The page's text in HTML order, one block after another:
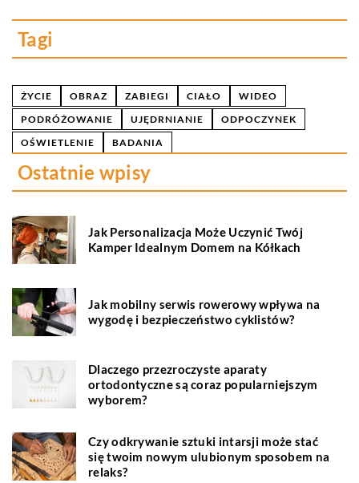
Tagi
ŻYCIE OBRAZ ZABIEGI CIAŁO
WIDEO
PODRÓŻOWANIE
UJĘDRNIANIE
ODPOCZYNEK
OŚWIETLENIE
BADANIA
Ostatnie wpisy
Jak Personalizacja Może Uczynić Twój
Kamper Idealnym Domem na Kółkach
Jak mobilny serwis rowerowy wpływa na
wygodę i bezpieczeństwo cyklistów?
Dlaczego przezroczyste aparaty
ortodontyczne są coraz popularniejszym
wyborem?
Czy odkrywanie sztuki intarsji może stać
się twoim nowym ulubionym sposobem na
relaks?